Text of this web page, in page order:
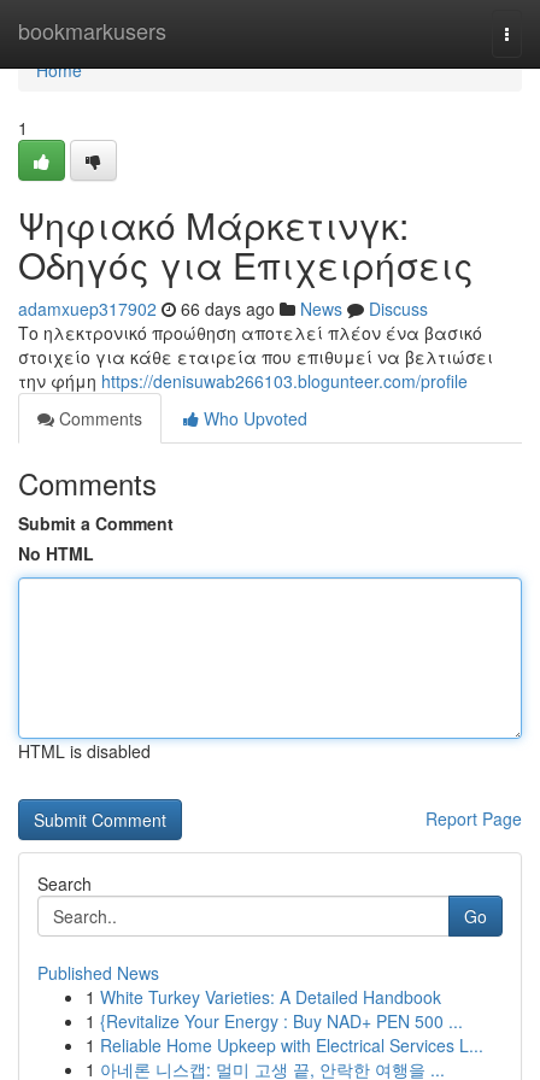
bookmarkusers
Home
Home
1
Ψηφιακό Μάρκετινγκ:
Οδηγός για Επιχειρήσεις
adamxuep317902 66 days ago News
Discuss
Το ηλεκτρονικό προώθηση αποτελεί πλέον ένα βασικό
στοιχείο για κάθε εταιρεία που επιθυμεί να βελτιώσει
την φήμη https://denisuwab266103.blogunteer.com/profile
Comments
Who Upvoted
Comments
Submit a Comment
No HTML
HTML is disabled
Report Page
Search
Go
Published News
1 White Turkey Varieties: A Detailed Handbook
1 {Revitalize Your Energy : Buy NAD+ PEN 500 ...
1 Reliable Home Upkeep with Electrical Services L...
1 아네론 니스캡: 멀미 고생 끝, 안락한 여행을 ...